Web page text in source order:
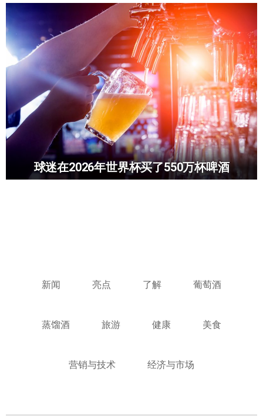
球迷在2026年世界杯买了550万杯啤酒
新闻 亮点 了解 葡萄酒
蒸馏酒 旅游 健康 美食
营销与技术 经济与市场